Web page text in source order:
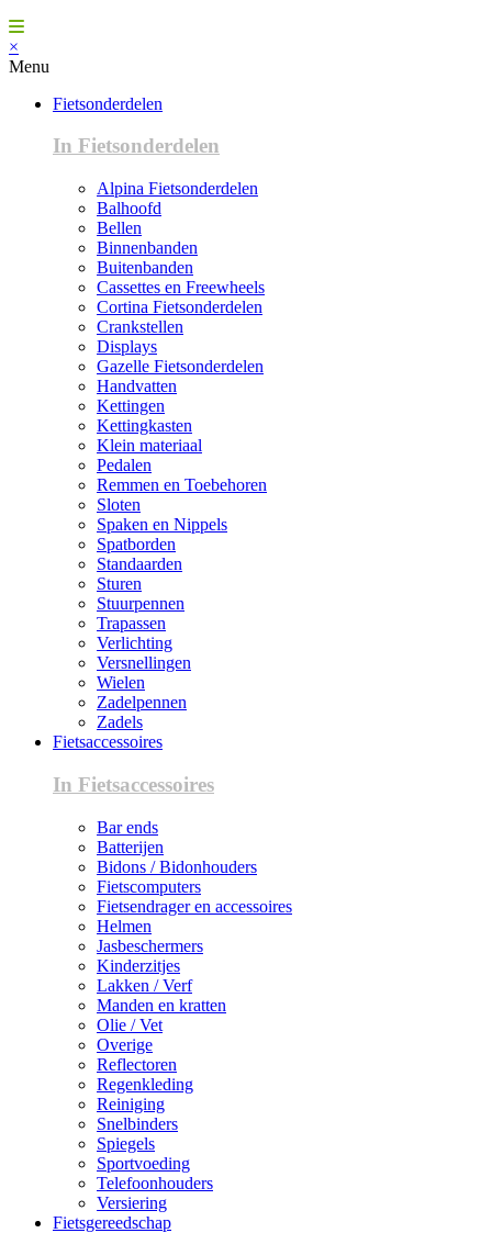
×
Menu
Fietsonderdelen
In Fietsonderdelen
Alpina Fietsonderdelen
Balhoofd
Bellen
Binnenbanden
Buitenbanden
Cassettes en Freewheels
Cortina Fietsonderdelen
Crankstellen
Displays
Gazelle Fietsonderdelen
Handvatten
Kettingen
Kettingkasten
Klein materiaal
Pedalen
Remmen en Toebehoren
Sloten
Spaken en Nippels
Spatborden
Standaarden
Sturen
Stuurpennen
Trapassen
Verlichting
Versnellingen
Wielen
Zadelpennen
Zadels
Fietsaccessoires
In Fietsaccessoires
Bar ends
Batterijen
Bidons / Bidonhouders
Fietscomputers
Fietsendrager en accessoires
Helmen
Jasbeschermers
Kinderzitjes
Lakken / Verf
Manden en kratten
Olie / Vet
Overige
Reflectoren
Regenkleding
Reiniging
Snelbinders
Spiegels
Sportvoeding
Telefoonhouders
Versiering
Fietsgereedschap